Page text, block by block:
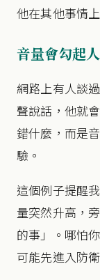
他在其他事情
音量會勾起
網路上有人談
聲說話，他就
錯什麼，而是
驗。
這個例子提醒
量突然升高，
的事」。哪怕
可能先進入防